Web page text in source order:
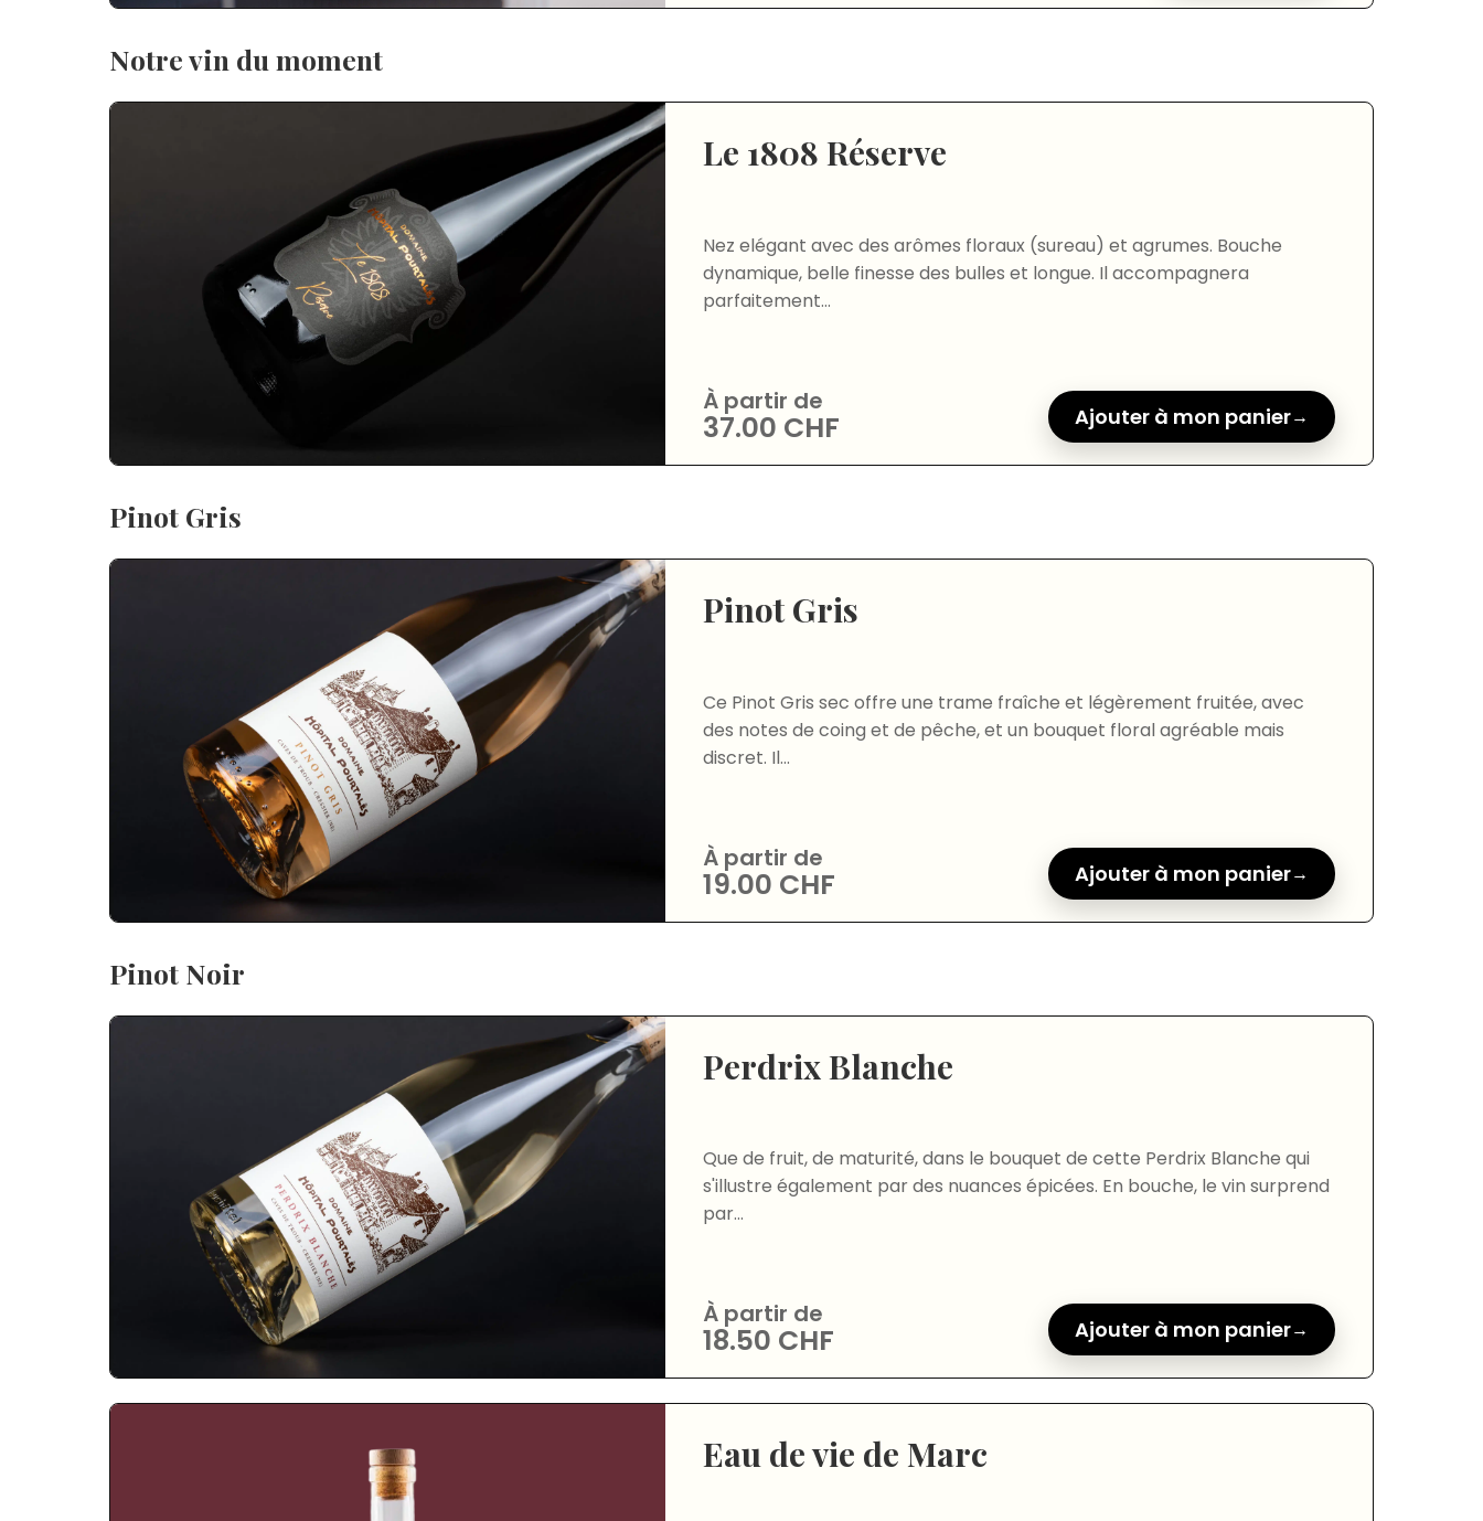
Notre vin du moment
Le 1808 Réserve
Nez elégant avec des arômes floraux (sureau) et agrumes. Bouche
dynamique, belle finesse des bulles et longue. Il accompagnera
parfaitement...
À partir de
37.00 CHF Ajouter à mon panier
Pinot Gris
Pinot Gris
Ce Pinot Gris sec offre une trame fraîche et légèrement fruitée, avec
des notes de coing et de pêche, et un bouquet floral agréable mais
discret. Il...
À partir de
19.00 CHF Ajouter à mon panier
Pinot Noir
Perdrix Blanche
Que de fruit, de maturité, dans le bouquet de cette Perdrix Blanche qui
s'illustre également par des nuances épicées. En bouche, le vin surprend
par...
À partir de
18.50 CHF Ajouter à mon panier
Eau de vie de Marc